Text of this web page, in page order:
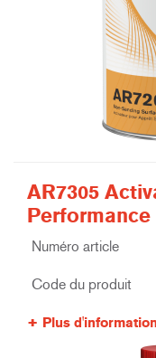
AR7305
Performance
Numéro article
Code du produit
Plus d'information